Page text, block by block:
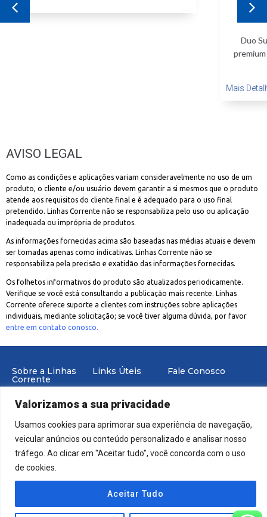
Valorizamos a sua privacidade
Usamos cookies para aprimorar sua experiência de navegação,
veicular anúncios ou conteúdo personalizado e analisar nosso
tráfego. Ao clicar em "Aceitar tudo", você concorda com o uso
de cookies.
Aceitar Tudo
premium ideal para uso na fabricação de roupas de algodão
AVISO LEGAL
Como as condições e aplicações variam consideravelmente no uso de um
produto, o cliente e/ou usuário devem garantir a si mesmos que o produto
atende aos requisitos do cliente final e é adequado para o uso final
pretendido. Linhas Corrente não se responsabiliza pelo uso ou aplicação
inadequada ou imprópria de produtos.
As informações fornecidas acima são baseadas nas médias atuais e devem
ser tomadas apenas como indicativas. Linhas Corrente não se
responsabiliza pela precisão e exatidão das informações fornecidas.
Os folhetos informativos do produto são atualizados periodicamente.
Verifique se você está consultando a publicação mais recente. Linhas
Corrente oferece suporte a clientes com instruções sobre aplicações
individuais, mediante solicitação; se você tiver alguma dúvida, por favor
entre em contato conosco.
Sobre a Linhas
Corrente
Trabalhe Conosco
Links Úteis
Produtos
Fale Conosco
Desenvolvido | Linhas Corrente